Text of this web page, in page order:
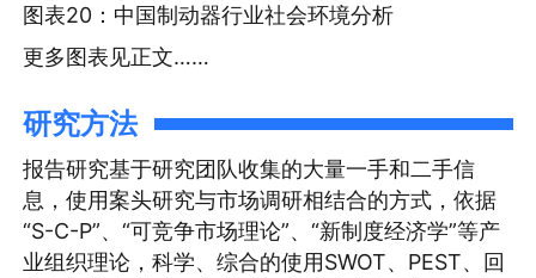
图表20：中国制动器行业社会环境分析
更多图表见正文……
研究方法
报告研究基于研究团队收集的大量一手和二手信
息，使用案头研究与市场调研相结合的方式，依据
“S-C-P”、“可竞争市场理论”、“新制度经济学”等产
业组织理论，科学、综合的使用SWOT、PEST、回